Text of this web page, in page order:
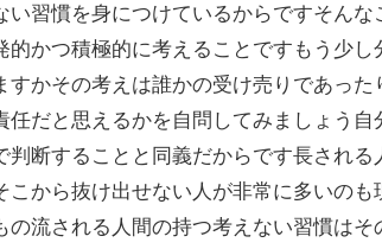
習慣を身につけているからですそん
かつ積極的に考えることですもう少
かその考えは誰かの受け売りであっ
だと思えるかを自問してみましょう
断することと同義だからです長され
から抜け出せない人が非常に多いの
流される人間の持つ考えない習慣は